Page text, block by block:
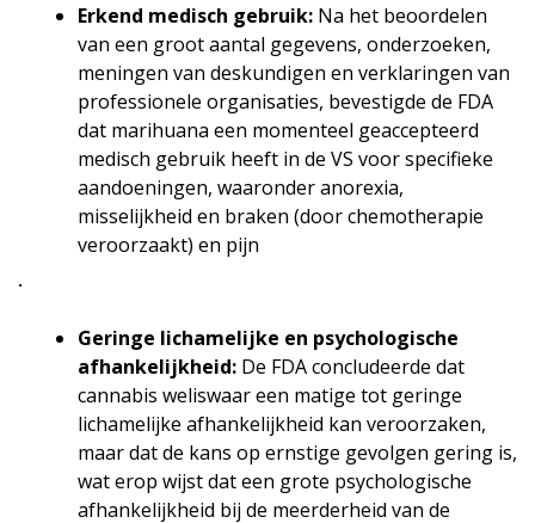
Erkend medisch gebruik: Na het beoordelen
van een groot aantal gegevens, onderzoeken,
meningen van deskundigen en verklaringen van
professionele organisaties, bevestigde de FDA
dat marihuana een momenteel geaccepteerd
medisch gebruik heeft in de VS voor specifieke
aandoeningen, waaronder anorexia,
misselijkheid en braken (door chemotherapie
veroorzaakt) en pijn
.
Geringe lichamelijke en psychologische
afhankelijkheid: De FDA concludeerde dat
cannabis weliswaar een matige tot geringe
lichamelijke afhankelijkheid kan veroorzaken,
maar dat de kans op ernstige gevolgen gering is,
wat erop wijst dat een grote psychologische
afhankelijkheid bij de meerderheid van de